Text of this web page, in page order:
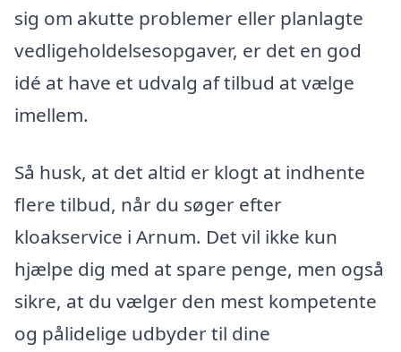
sig om akutte problemer eller planlagte
vedligeholdelsesopgaver, er det en god
idé at have et udvalg af tilbud at vælge
imellem.
Så husk, at det altid er klogt at indhente
flere tilbud, når du søger efter
kloakservice i Arnum. Det vil ikke kun
hjælpe dig med at spare penge, men også
sikre, at du vælger den mest kompetente
og pålidelige udbyder til dine